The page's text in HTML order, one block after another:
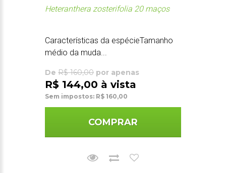
Heteranthera zosterifolia 20 maços
Características da espécieTamanho
médio da muda...
De R$ 160,00 por apenas
R$ 144,00 à vista
Sem impostos: R$ 160,00
COMPRAR